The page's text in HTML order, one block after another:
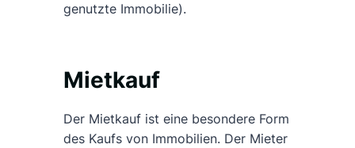
genutzte Immobilie).
Mietkauf
Der Mietkauf ist eine besondere Form
des Kaufs von Immobilien. Der Mieter